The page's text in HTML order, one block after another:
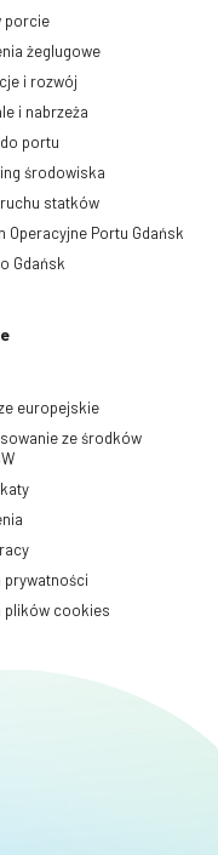
porcie
żeglugowe
i rozwój
i nabrzeża
portu
środowiska
statków
Operacyjne Portu Gdańsk
Gdańsk
europejskie
ze środków
prywatności
plików cookies